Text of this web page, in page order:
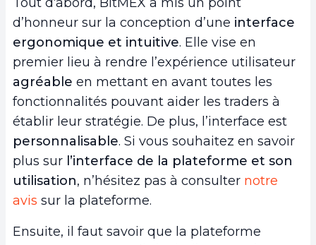
d’honneur sur la conception d’une interface
ergonomique et intuitive. Elle vise en
premier lieu à rendre l’expérience utilisateur
agréable en mettant en avant toutes les
fonctionnalités pouvant aider les traders à
établir leur stratégie. De plus, l’interface est
personnalisable. Si vous souhaitez en savoir
plus sur l’interface de la plateforme et son
utilisation, n’hésitez pas à consulter notre
avis sur la plateforme.
Ensuite, il faut savoir que la plateforme